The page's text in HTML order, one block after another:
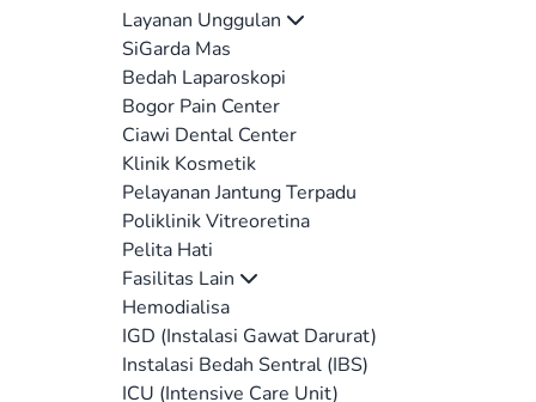
Layanan Unggulan
SiGarda Mas
Bedah Laparoskopi
Bogor Pain Center
Ciawi Dental Center
Klinik Kosmetik
Pelayanan Jantung Terpadu
Poliklinik Vitreoretina
Pelita Hati
Fasilitas Lain
Hemodialisa
IGD (Instalasi Gawat Darurat)
Instalasi Bedah Sentral (IBS)
ICU (Intensive Care Unit)